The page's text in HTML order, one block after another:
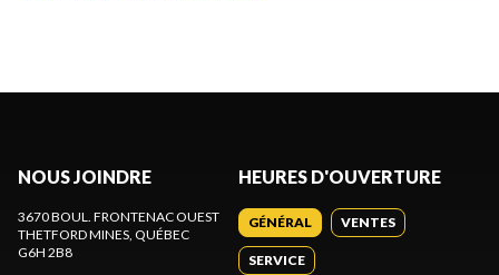
NOUS JOINDRE
3670 BOUL. FRONTENAC OUEST
THETFORD MINES, QUÉBEC
G6H 2B8
HEURES D'OUVERTURE
GÉNÉRAL VENTES
SERVICE